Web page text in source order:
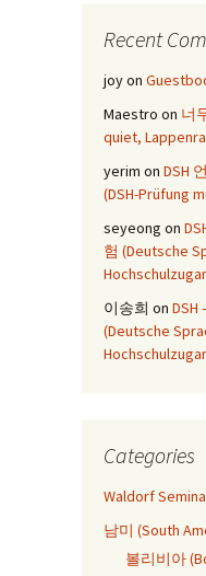
Recent
joyon
Maestro on 너
quiet,
yerim on DSH
(DSH-Prüfung
seyeong on
험 (Deutsche
이송희 on DSH
(Deutsche
Categories
Waldorf
남미 (South
볼리비아